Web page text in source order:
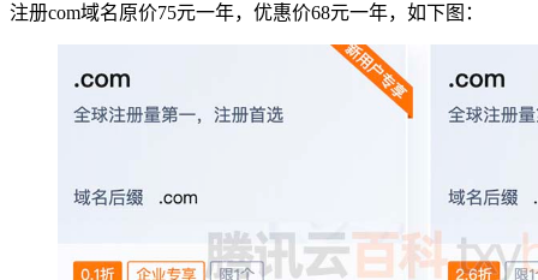
注册com域名原价75元一年，优惠价68元一年，如下图：